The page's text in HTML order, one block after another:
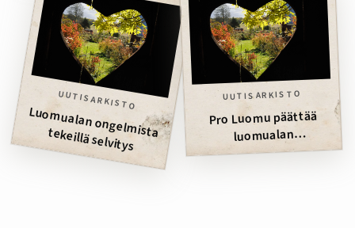
UUTISARKISTO
Luom
ualan ongelm
ista tekeillä selvitys
UUTISARKISTO
Pro Luomu päättää
luomualan
kehittämisestä